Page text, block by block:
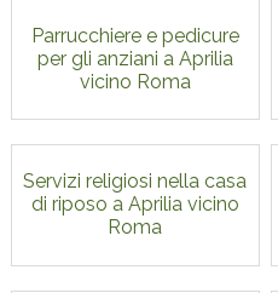
Parrucchiere e pedicure
per gli anziani a Aprilia
vicino Roma
Servizi religiosi nella casa
di riposo a Aprilia vicino
Roma